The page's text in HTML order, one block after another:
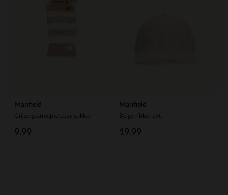
Manfield
Grijze gestreepte cosy sokken
9.99
Manfield
Beige ribbel pet
19.99